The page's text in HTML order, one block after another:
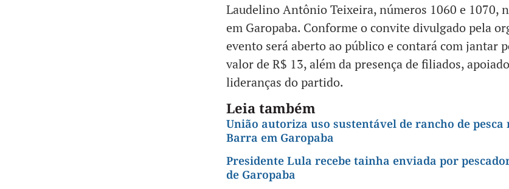
Laudelino Antônio Teixeira, números 1060 e 1070,
em Garopaba. Conforme o convite divulgado pela
evento será aberto ao público e contará com jantar
valor de R$ 13, além da presença de filiados,
lideranças do partido.
Leia também
União autoriza uso sustentável de rancho de pesca
Barra em Garopaba
Presidente Lula recebe tainha enviada por
de Garopaba